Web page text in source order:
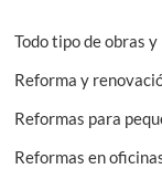
Todo tipo de obras
Reforma y
Reformas para
Reformas en